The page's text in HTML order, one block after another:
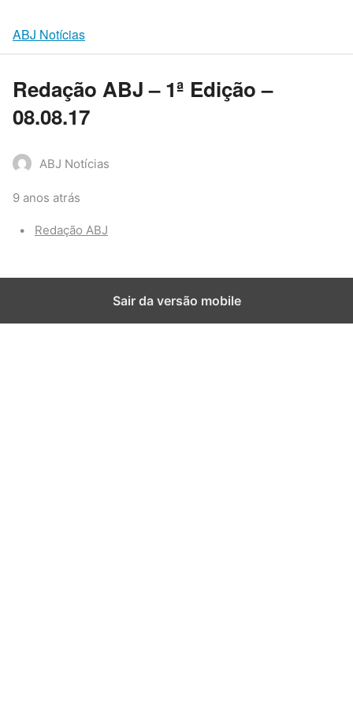
ABJ Notícias
Redação ABJ – 1ª Edição –
08.08.17
ABJ Notícias
9 anos atrás
Categories:
Redação ABJ
Sair da versão mobile